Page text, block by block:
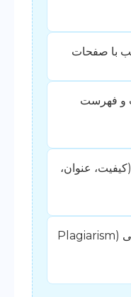
با صفحات
و فهرست
عنوان،
بررسی عدم سرقت ادبی (Plagiarism